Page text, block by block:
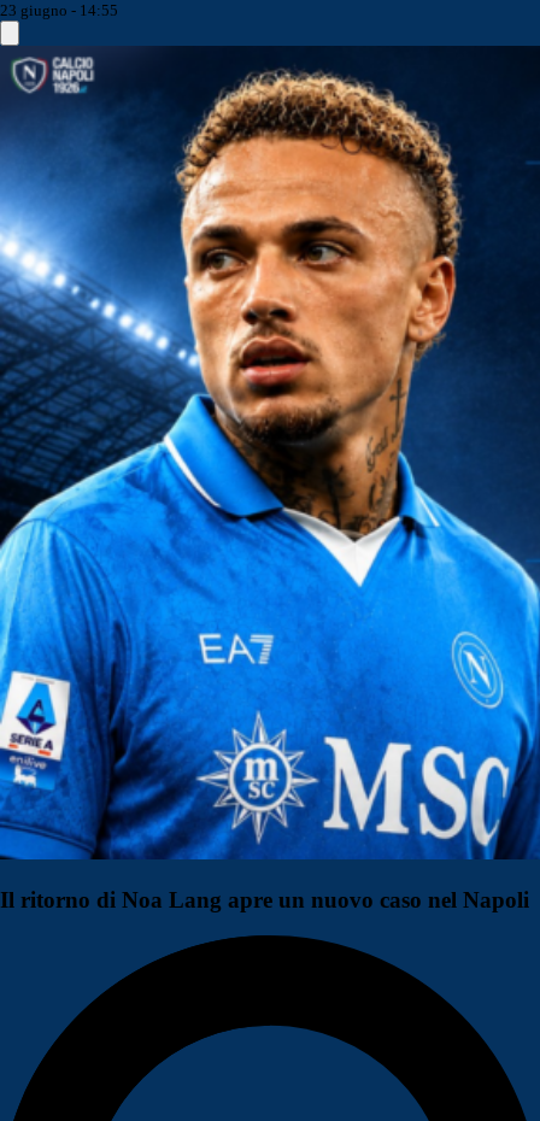
23 giugno - 14:55
Il ritorno di Noa Lang apre un nuovo caso nel Napoli